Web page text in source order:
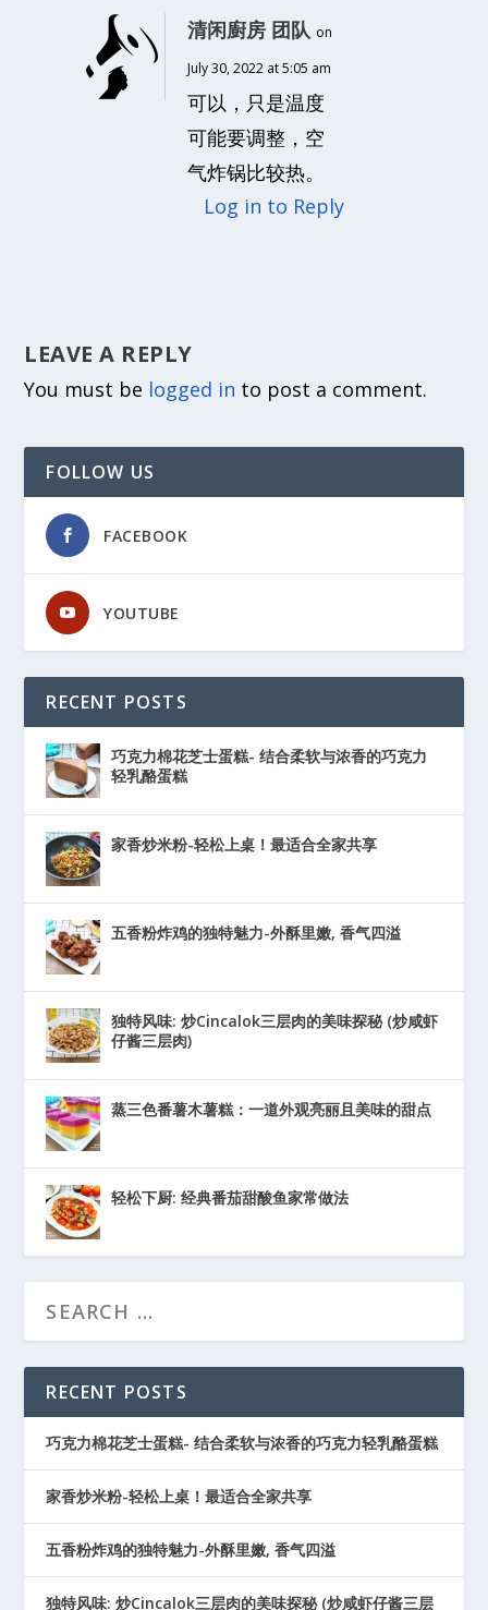
清闲廚房 团队 on
July 30, 2022 at 5:05 am
可以，只是温度
可能要调整，空
气炸锅比较热。
Log in to Reply
LEAVE A REPLY
You must be logged in to post a comment.
FOLLOW US
FACEBOOK
YOUTUBE
RECENT POSTS
巧克力棉花芝士蛋糕- 结合柔软与浓香的巧克力
轻乳酪蛋糕
家香炒米粉-轻松上桌！最适合全家共享
五香粉炸鸡的独特魅力-外酥里嫩, 香气四溢
独特风味: 炒Cincalok三层肉的美味探秘 (炒咸虾
仔酱三层肉)
蒸三色番薯木薯糕：一道外观亮丽且美味的甜点
轻松下厨: 经典番茄甜酸鱼家常做法
RECENT POSTS
巧克力棉花芝士蛋糕- 结合柔软与浓香的巧克力轻乳酪蛋糕
家香炒米粉-轻松上桌！最适合全家共享
五香粉炸鸡的独特魅力-外酥里嫩, 香气四溢
独特风味: 炒Cincalok三层肉的美味探秘 (炒咸虾仔酱三层